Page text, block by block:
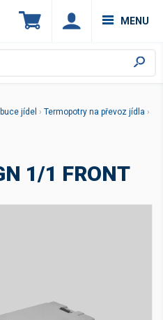
MENU
jídel › Termopotry na převoz jídla ›
1/1 FRONT